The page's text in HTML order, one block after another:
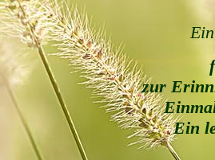
zur
Ein